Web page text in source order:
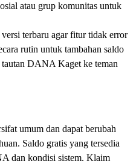
atau grup komunitas untuk
terbaru agar fitur tidak error
rutin untuk tambahan saldo
tautan DANA Kaget ke teman
umum dan dapat berubah
Saldo gratis yang tersedia
dan kondisi sistem. Klaim